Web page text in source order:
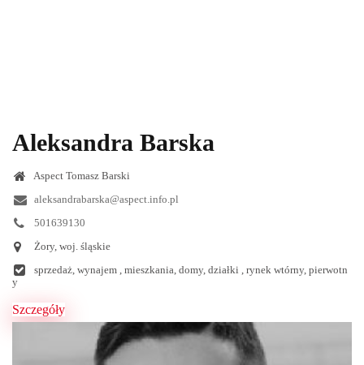
Aleksandra Barska
Aspect Tomasz Barski
aleksandrabarska@aspect.info.pl
501639130
Żory, woj. śląskie
sprzedaż, wynajem , mieszkania, domy, działki , rynek wtórny, pierwotn
y
Szczegóły